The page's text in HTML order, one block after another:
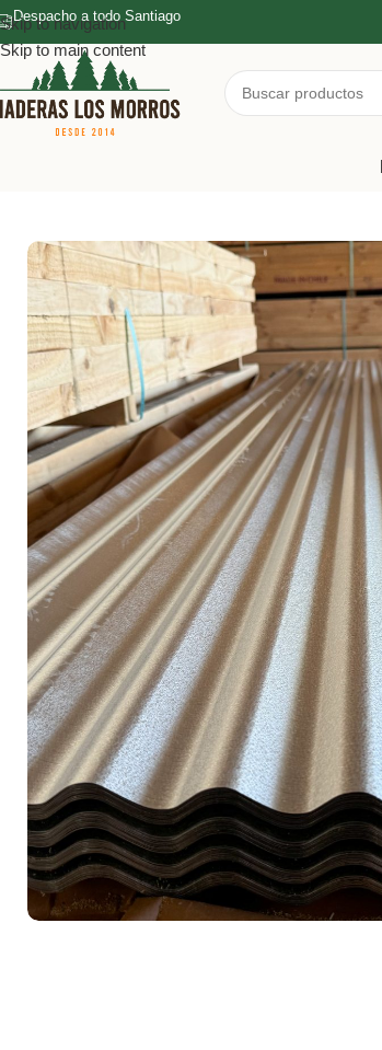
Skip to navigation
Skip to main content
Despacho a todo Santiago